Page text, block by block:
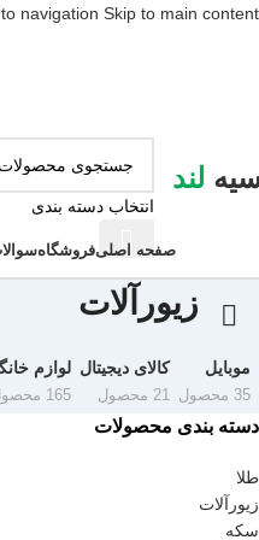
navigation Skip to main content
لند
انتخاب دسته بندی
صفحه اصلیفروشگاه
زیورآلات
موبایل
35 محصول
کالای دیجیتال
21 محصول
لوازم
165 محصول
دسته بندی محصولات
طلا
زیورآلات
سکه